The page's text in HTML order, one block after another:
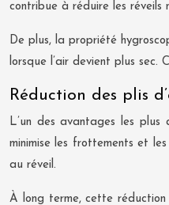
contribue à réduire les réveils
De plus, la propriété
lorsque l’air devient plus sec.
Réduction des plis
L’un des avantages les
minimise les frottements et
au réveil.
À long terme, cette réduction